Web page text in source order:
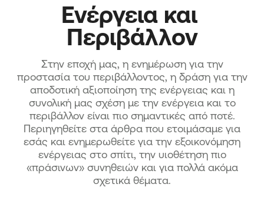
Corporate & Investment Banking
Go For More
Ο Όμιλός μας
Ενέργεια και
Περιβάλλον
Στην εποχή μας, η ενημέρωση για την
προστασία του περιβάλλοντος, η δράση για την
αποδοτική αξιοποίηση της ενέργειας και η
συνολική μας σχέση με την ενέργεια και το
περιβάλλον είναι πιο σημαντικές από ποτέ.
Περιηγηθείτε στα άρθρα που ετοιμάσαμε για
εσάς και ενημερωθείτε για την εξοικονόμηση
ενέργειας στο σπίτι, την υιοθέτηση πιο
«πράσινων» συνηθειών και για πολλά ακόμα
σχετικά θέματα.